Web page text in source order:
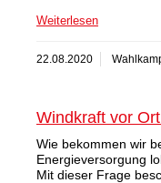
Weiterlesen
22.08.2020
Windkraft vor
Wie bekommen wir
Energieversorgung
Mit dieser Frage